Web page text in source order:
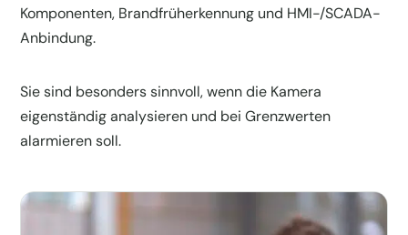
Komponenten, Brandfrüherkennung und HMI-/SCADA-
Anbindung.
Sie sind besonders sinnvoll, wenn die Kamera
eigenständig analysieren und bei Grenzwerten
alarmieren soll.